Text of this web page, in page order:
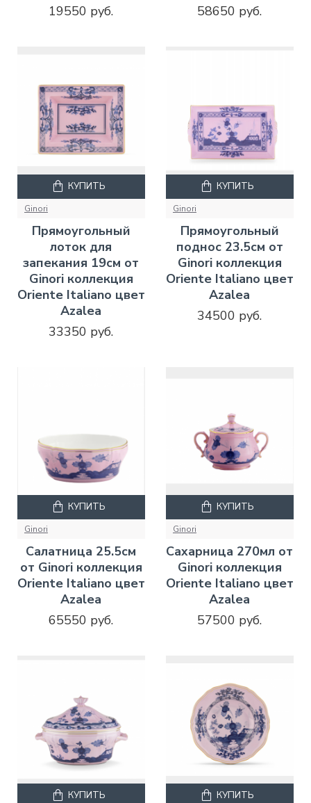
19550 руб.
58650 руб.
Ginori
Прямоугольный
лоток для
запекания 19см от
Ginori коллекция
Oriente Italiano цвет
Azalea
33350 руб.
КУПИТЬ
Ginori
Прямоугольный
поднос 23.5см от
Ginori коллекция
Oriente Italiano цвет
Azalea
34500 руб.
КУПИТЬ
Ginori
Салатница 25.5см
от Ginori коллекция
Oriente Italiano цвет
Azalea
65550 руб.
КУПИТЬ
Ginori
Сахарница 270мл от
Ginori коллекция
Oriente Italiano цвет
Azalea
57500 руб.
КУПИТЬ
КУПИТЬ КУПИТЬ